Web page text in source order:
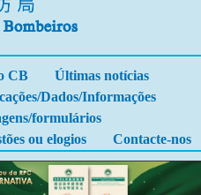
CB
Últimas notícias
Dados/Informações
formulários
ou elogios
Contacte-nos